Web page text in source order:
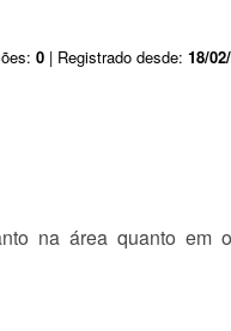
0 | Registrado desde: 18/
na área quanto em